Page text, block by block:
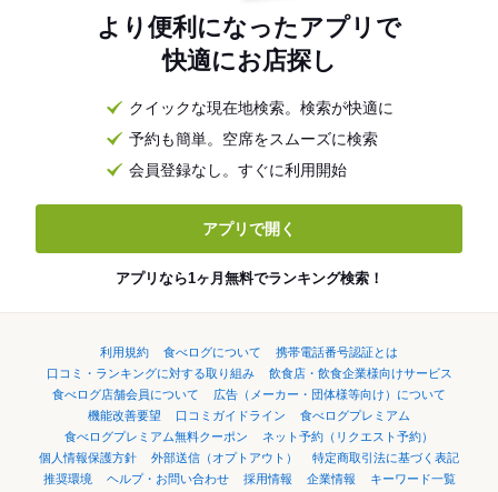
より便利になったアプリで
快適にお店探し
クイックな現在地検索。検索が快適に
予約も簡単。空席をスムーズに検索
会員登録なし。すぐに利用開始
アプリで開く
アプリなら1ヶ月無料でランキング検索！
利用規約 食べログについて
携帯電話番号認証とは
口コミ・ランキングに対する取り組み
飲食店・飲食企業様向けサービス
食べログ店舗会員について
広告（メーカー・団体様等向け）について
機能改善要望
口コミガイドライン
食べログプレミアム
食べログプレミアム無料クーポン
ネット予約（リクエスト予約）
個人情報保護方針
外部送信（オプトアウト）
特定商取引法に基づく表記
推奨環境
ヘルプ・お問い合わせ 採用情報 企業情報
キーワード一覧